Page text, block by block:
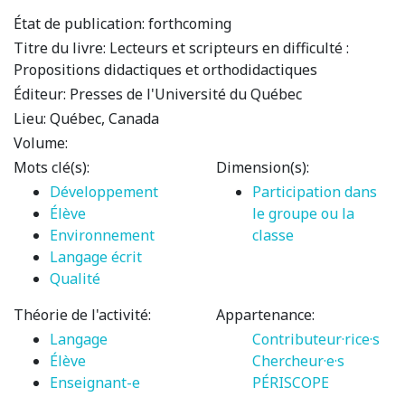
État de publication: forthcoming
Titre du livre: Lecteurs et scripteurs en difficulté :
Propositions didactiques et orthodidactiques
Éditeur: Presses de l'Université du Québec
Lieu: Québec, Canada
Volume:
Mots clé(s):
Développement
Élève
Environnement
Langage écrit
Qualité
Dimension(s):
Participation dans
le groupe ou la
classe
Théorie de l'activité:
Langage
Élève
Enseignant-e
Appartenance:
Contributeur·rice·s
Chercheur·e·s
PÉRISCOPE